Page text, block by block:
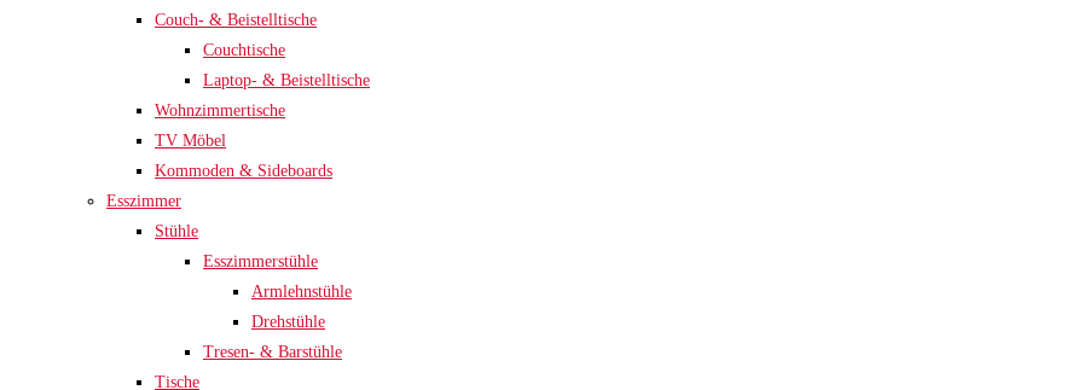
Couch- & Beistelltische
Couchtische
Laptop- & Beistelltische
Wohnzimmertische
TV Möbel
Kommoden & Sideboards
Esszimmer
Stühle
Esszimmerstühle
Armlehnstühle
Drehstühle
Tresen- & Barstühle
Tische